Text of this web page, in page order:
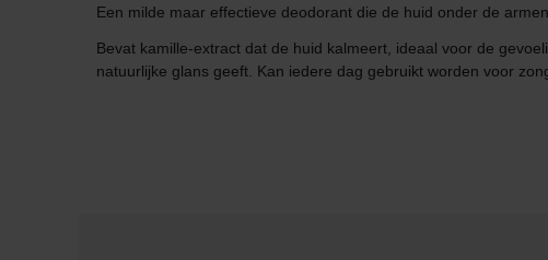
Een milde maar effectieve deodorant die de huid onder de
Bevat kamille-extract dat de huid kalmeert, ideaal voor de
natuurlijke glans geeft. Kan iedere dag gebruikt worden voor